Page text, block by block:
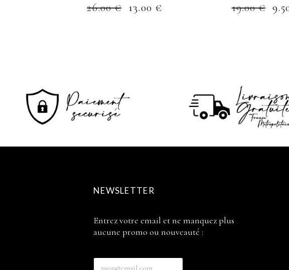
26.00€ 13.00 € 19.00€
NEWSLETTER
Entrez votre email et ne manquez plus
aucune promo ou nouveauté :
E